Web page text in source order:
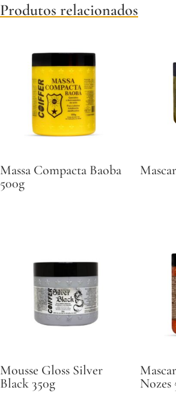
Produtos relacionados
Massa Compacta Baoba
500g
Mousse Gloss Silver
Black 350g
Nozes